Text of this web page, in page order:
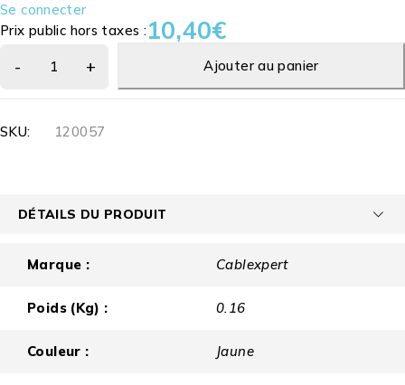
Se connecter
Prix public hors taxes :10,40€
Ajouter au panier
SKU: 120057
DÉTAILS DU PRODUIT
Marque : Cablexpert
Poids (Kg) : 0.16
Couleur : Jaune